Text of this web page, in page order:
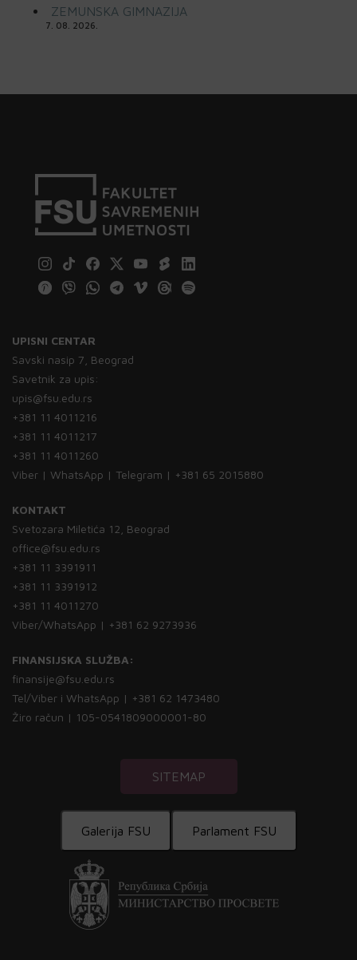
ZEMUNSKA GIMNAZIJA
7. 08. 2026.
UPISNI CENTAR
Savski nasip 7, Beograd
Savetnik za upis:
upis@fsu.edu.rs
+381 11 4011216
+381 11 4011217
+381 11 4011260
Viber | WhatsApp | Telegram | +381 65 2015880
KONTAKT
Svetozara Miletića 12, Beograd
office@fsu.edu.rs
+381 11 3391911
+381 11 3391912
+381 11 4011270
Viber/WhatsApp | +381 62 9273936
FINANSIJSKA SLUŽBA:
finansije@fsu.edu.rs
Tel/Viber i WhatsApp | +381 62 1473480
Žiro račun | 105-0541809000001-80
SITEMAP
Galerija FSU Parlament FSU